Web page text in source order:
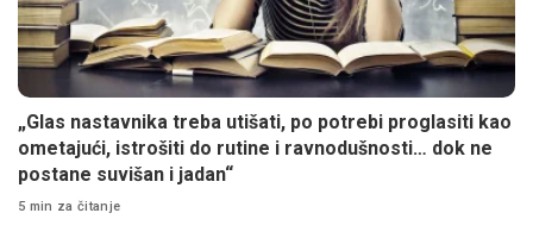
„Glas nastavnika treba utišati, po potrebi proglasiti kao
ometajući, istrošiti do rutine i ravnodušnosti… dok ne
postane suvišan i jadan“
5 min za čitanje